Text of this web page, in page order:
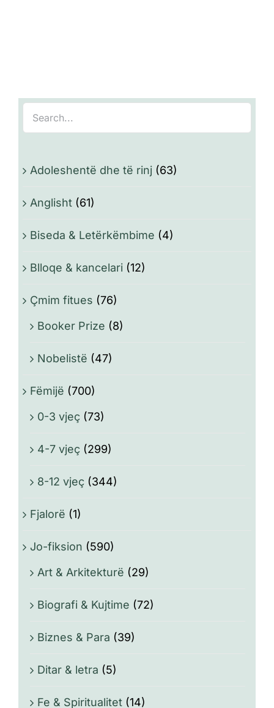
Adoleshentë dhe të rinj (63)
Anglisht (61)
Biseda & Letërkëmbime (4)
Blloqe & kancelari (12)
Çmim fitues (76)
Booker Prize (8)
Nobelistë (47)
Fëmijë (700)
0-3 vjeç (73)
4-7 vjeç (299)
8-12 vjeç (344)
Fjalorë (1)
Jo-fiksion (590)
Art & Arkitekturë (29)
Biografi & Kujtime (72)
Biznes & Para (39)
Ditar & letra (5)
Fe & Spiritualitet (14)